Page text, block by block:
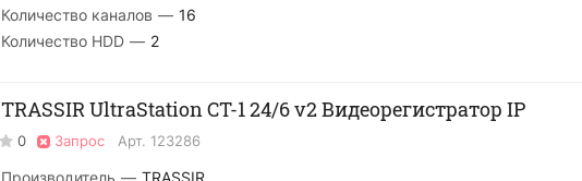
Количество каналов — 16
Количество HDD — 2
TRASSIR UltraStation CT-1 24/6 v2 Видеорегистратор IP
0 Запрос Арт. 123286
Производитель — TRASSIR